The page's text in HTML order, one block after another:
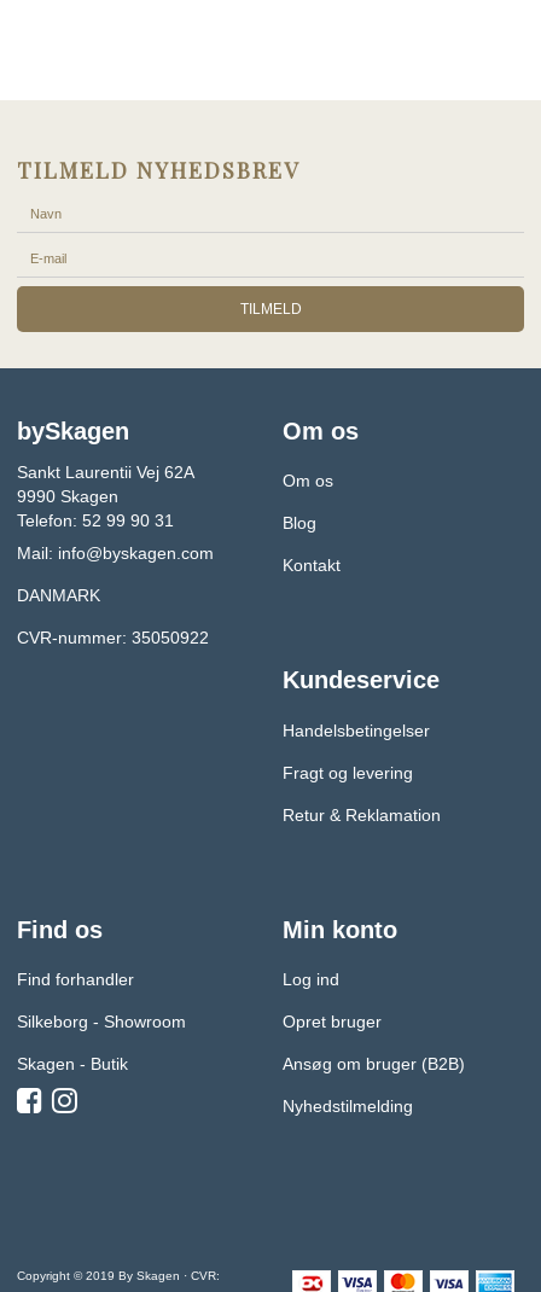
TILMELD NYHEDSBREV
TILMELD
bySkagen
Sankt Laurentii Vej 62A
9990 Skagen
Telefon: 52 99 90 31
Mail: info@byskagen.com
DANMARK
CVR-nummer: 35050922
Om os
Om os
Blog
Kontakt
Kundeservice
Handelsbetingelser
Fragt og levering
Retur & Reklamation
Find os
Find forhandler
Silkeborg - Showroom
Skagen - Butik
Min konto
Log ind
Opret bruger
Ansøg om bruger (B2B)
Nyhedstilmelding
Copyright © 2019 By Skagen · CVR: